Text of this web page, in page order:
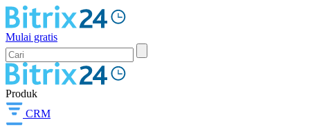
Mulai gratis
Produk
CRM